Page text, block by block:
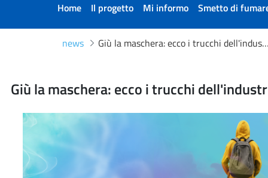
Home Il progetto Mi informo Smetto di
news Giù la maschera: ecco i trucchi
Giù la maschera: ecco i
Giù la maschera: ecco i trucchi